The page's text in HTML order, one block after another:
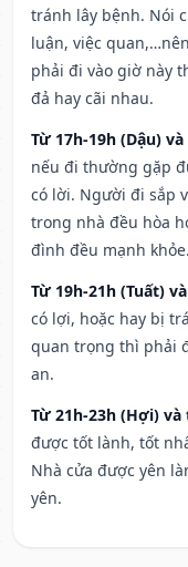
tránh lây bệnh. Nói
luận, việc
phải đi vào giờ này
đả hay cãi nhau.
Từ 17h-19h (Dậu)
nếu đi thường gặp
có lời. Người đi sắp
trong nhà đều hòa
đình đều mạnh khỏe.
Từ 19h-21h (Tuất)
có lợi, hoặc hay bị
quan trọng thì phải
an.
Từ 21h-23h (Hợi)
được tốt lành, tốt
Nhà cửa được yên
yên.